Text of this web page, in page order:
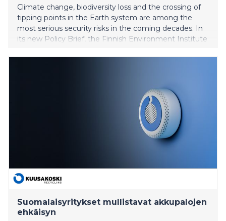
Climate change, biodiversity loss and the crossing of
tipping points in the Earth system are among the
most serious security risks in the coming decades. In
its new Policy Brief, the Finnish Environment Institute
firmly integrated into Finland’s comprehensive
Suomalaisyritykset mullistavat akkupalojen
ehkäisyn